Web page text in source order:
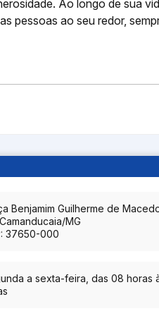
Ao longo de sua
pessoas ao seu redor,
Benjamim Guilherme de
MG
37650-000
a sexta-feira, das 08 horas